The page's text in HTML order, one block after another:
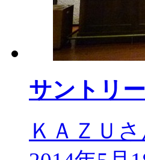
サントリ
ＫＡＺＵ